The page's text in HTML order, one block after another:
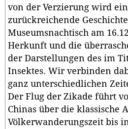
von der Verzierung wird
zurückreichende
Museumsnachtisch am
Herkunft und die
der Darstellungen des im
Insektes. Wir verbinden
ganz unterschiedlichen
Der Flug der Zikade führt
Chinas über die klassische
Völkerwanderungszeit bis